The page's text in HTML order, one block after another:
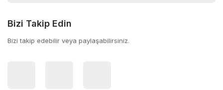
Bizi Takip Edin
Bizi takip edebilir veya paylaşabilirsiniz.